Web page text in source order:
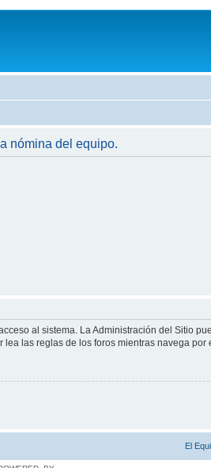
nómina del equipo.
al sistema. La Administración del Sitio
las reglas de los foros mientras navega por
El